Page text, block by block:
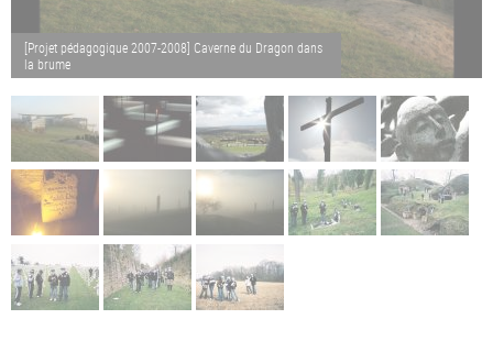
[Projet pédagogique 2007-2008] Caverne du Dragon dans
la brume